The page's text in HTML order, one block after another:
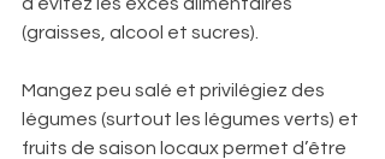
(graisses, alcool et sucres).
Mangez peu salé et privilégiez des
légumes (surtout les légumes verts) et
fruits de saison locaux permet d’être